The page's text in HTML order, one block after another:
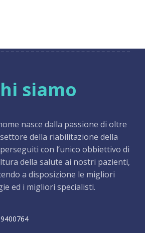
siamo
nasce dalla passione di oltre
della riabilitazione della
con l’unico obbiettivo di
della salute ai nostri pazienti,
a disposizione le migliori
ed i migliori specialisti.